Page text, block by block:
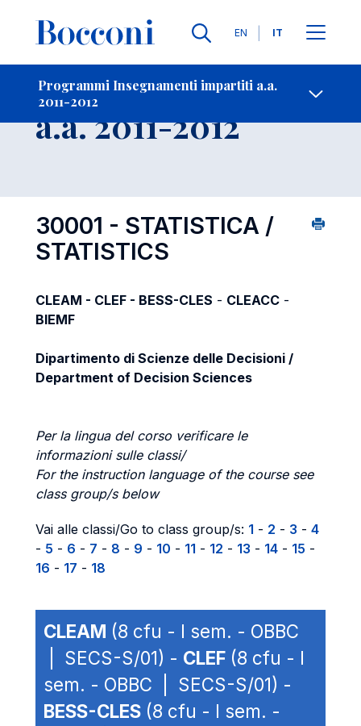
Lingue
EN IT
Programmi Insegnamenti impartiti a.a.
2011-2012
-
Insegnamento
a.a. 2011-2012
30001 - STATISTICA /
STATISTICS
CLEAM - CLEF - BESS-CLES - CLEACC -
BIEMF
Dipartimento di Scienze delle Decisioni /
Department of Decision Sciences
Per la lingua del corso verificare le
informazioni sulle classi/
For the instruction language of the course see
class group/s below
Vai alle classi/Go to class group/s: 1 - 2 - 3 - 4
- 5 - 6 - 7 - 8 - 9 - 10 - 11 - 12 - 13 - 14 - 15 -
16 - 17 - 18
CLEAM (8 cfu - I sem. - OBBC
| SECS-S/01) - CLEF (8 cfu - I
sem. - OBBC | SECS-S/01) -
BESS-CLES (8 cfu - I sem. -